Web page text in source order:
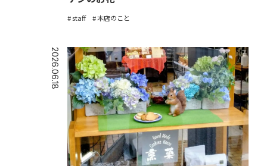
staff 本店のこと
2026.06.18